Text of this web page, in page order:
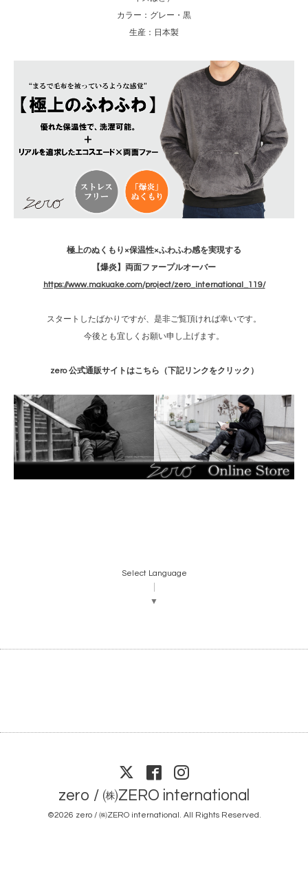
カラー：グレー・黒
生産：日本製
極上のぬくもり×保温性×ふわふわ感を実現する
【爆炎】両面ファープルオーバー
https://www.makuake.com/project/zero_international_119/
スタートしたばかりですが、是非ご覧頂ければ幸いです。
今後とも宜しくお願い申し上げます。
zero 公式通販サイトはこちら（下記リンクをクリック）
Select Language
▼
zero / ㈱ZERO international
©2026 zero / ㈱ZERO international . All Rights Reserved.